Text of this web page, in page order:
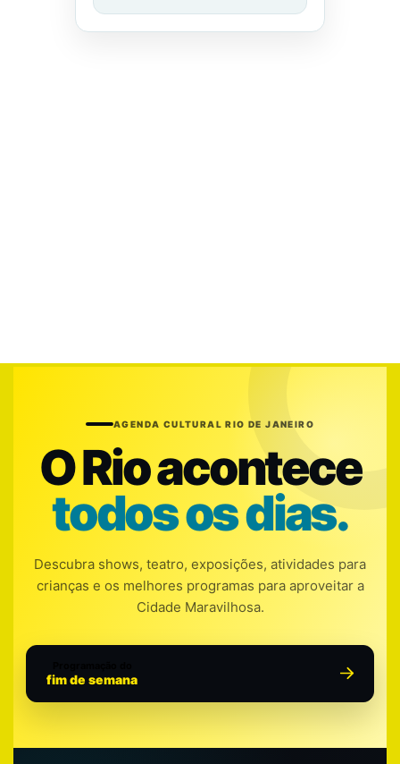
AGENDA CULTURAL RIO DE JANEIRO
O Rio acontece
todos os dias.
Descubra shows, teatro, exposições, atividades para
crianças e os melhores programas para aproveitar a
Cidade Maravilhosa.
fim de semana